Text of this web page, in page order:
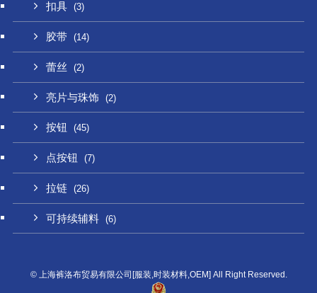
扣具 (3)
胶带 (14)
蕾丝 (2)
亮片与珠饰 (2)
按钮 (45)
点按钮 (7)
拉链 (26)
可持续辅料 (6)
©上海裤洛布贸易有限公司[服装,时装材料,OEM] All Right Reserved.